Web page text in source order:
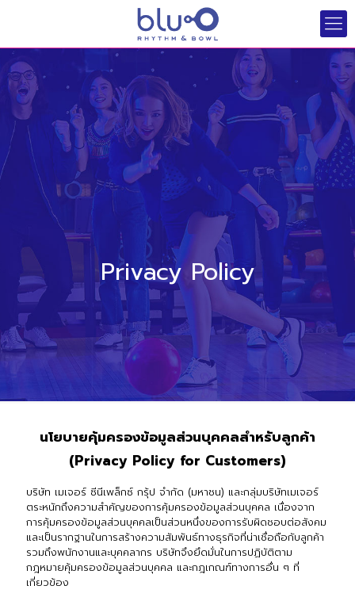
Privacy Policy
นโยบายคุ้มครองข้อมูลส่วนบุคคลสำหรับลูกค้า
(Privacy Policy for Customers)
บริษัท เมเจอร์ ซีนีเพล็กซ์ กรุ้ป จำกัด (มหาชน) และกลุ่มบริษัทเมเจอร์
ตระหนักถึงความสำคัญของการคุ้มครองข้อมูลส่วนบุคคล เนื่องจาก
การคุ้มครองข้อมูลส่วนบุคคลเป็นส่วนหนึ่งของการรับผิดชอบต่อสังคม
และเป็นรากฐานในการสร้างความสัมพันธ์ทางธุรกิจที่น่าเชื่อถือกับลูกค้า
รวมถึงพนักงานและบุคคลากร บริษัทจึงยึดมั่นในการปฏิบัติตาม
กฎหมายคุ้มครองข้อมูลส่วนบุคคล และกฎเกณฑ์ทางการอื่น ๆ ที่
เกี่ยวข้อง